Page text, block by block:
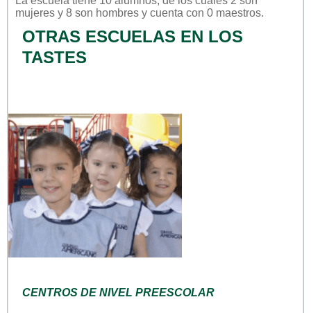
mujeres y 8 son hombres y cuenta con 0 maestros.
OTRAS ESCUELAS EN LOS
TASTES
CENTROS DE NIVEL PREESCOLAR